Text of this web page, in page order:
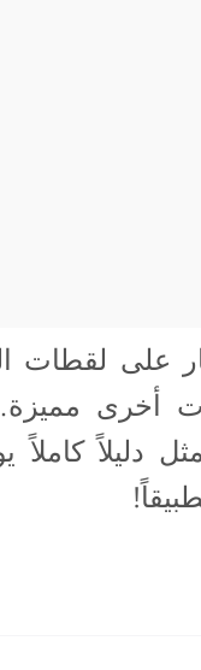
على لقطات
أخرى
دليلاً كاملاً